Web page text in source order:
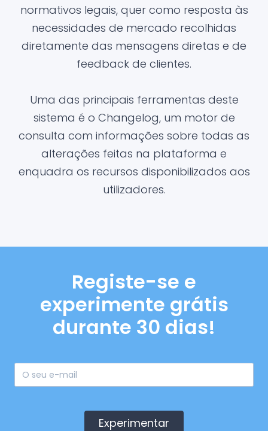
normativos legais, quer como resposta às
necessidades de mercado recolhidas
diretamente das mensagens diretas e de
feedback de clientes.
Uma das principais ferramentas deste
sistema é o Changelog, um motor de
consulta com informações sobre todas as
alterações feitas na plataforma e
enquadra os recursos disponibilizados aos
utilizadores.
Registe-se e
experimente grátis
durante 30 dias!
Experimentar